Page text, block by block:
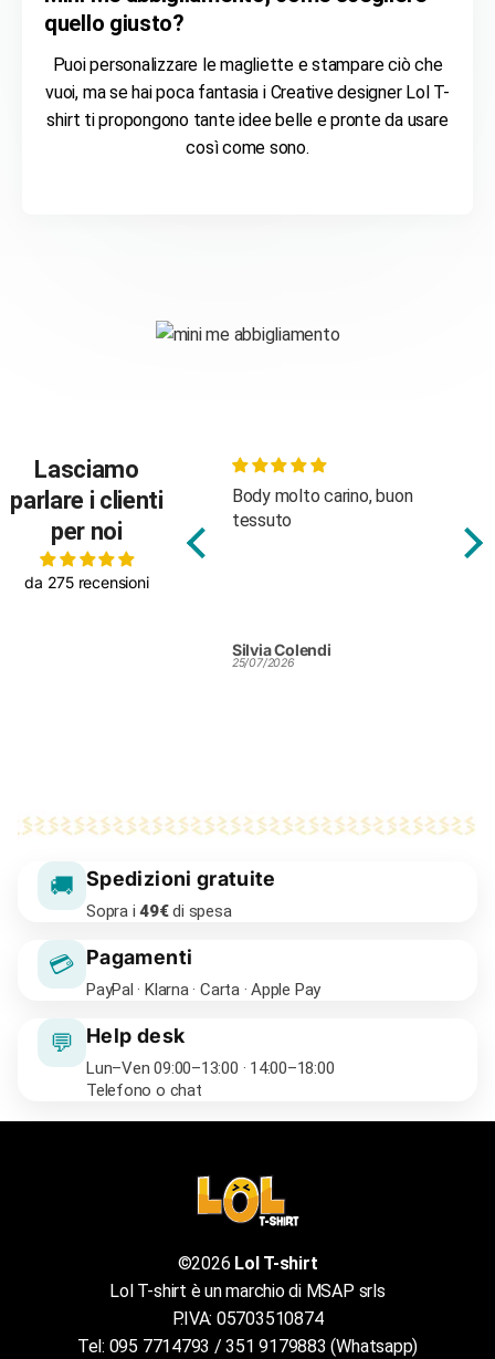
quello giusto?
Puoi personalizzare le magliette e stampare ciò che
vuoi, ma se hai poca fantasia i Creative designer Lol T-
shirt ti propongono tante idee belle e pronte da usare
così come sono.
Lasciamo
parlare i clienti
per noi
da 275 recensioni
Body molto carino, buon
tessuto
Bellissimo e personale
attentissimo
ROBERTA PIERSANTI
24/07/2026
🚚 Spedizioni gratuite
Sopra i49€di spesa
💳 Pagamenti
PayPal · Klarna · Carta · Apple Pay
💬 Help desk
Lun–Ven 09:00–13:00 · 14:00–18:00
Telefono o chat
©2026 Lol T-shirt
Lol T-shirt è un marchio di MSAP srls
P.IVA: 05703510874
Tel: 095 7714793 / 351 9179883 (Whatsapp)